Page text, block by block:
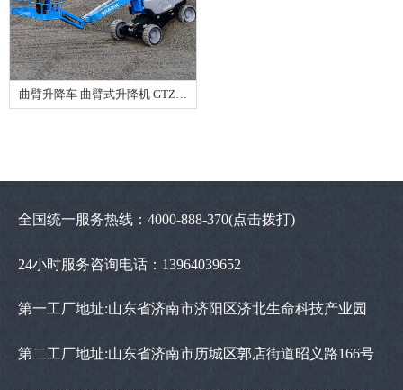
曲臂升降车 曲臂式升降机 GTZZ24Z
全国统一服务热线：4000-888-370(点击拨打)
24小时服务咨询电话：13964039652
第一工厂地址:山东省济南市济阳区济北生命科技产业园
第二工厂地址:山东省济南市历城区郭店街道昭义路166号